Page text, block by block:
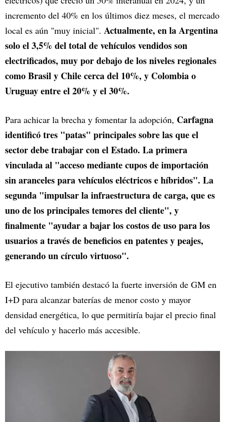
incremento del 40% en los últimos diez meses, el mercado
local es aún "muy inicial". Actualmente, en la Argentina
solo el 3,5% del total de vehículos vendidos son
electrificados, muy por debajo de los niveles regionales
como Brasil y Chile cerca del 10%, y Colombia o
Uruguay entre el 20% y el 30%.
Para achicar la brecha y fomentar la adopción, Carfagna
identificó tres "patas" principales sobre las que el
sector debe trabajar con el Estado. La primera
vinculada al "acceso mediante cupos de importación
sin aranceles para vehículos eléctricos e híbridos". La
segunda "impulsar la infraestructura de carga, que es
uno de los principales temores del cliente", y
finalmente "ayudar a bajar los costos de uso para los
usuarios a través de beneficios en patentes y peajes,
generando un círculo virtuoso".
El ejecutivo también destacó la fuerte inversión de GM en
I+D para alcanzar baterías de menor costo y mayor
densidad energética, lo que permitiría bajar el precio final
del vehículo y hacerlo más accesible.